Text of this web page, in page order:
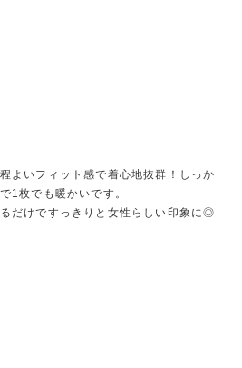
よいフィット感で着心地抜群！しっか
1枚でも暖かいです。
だけですっきりと女性らしい印象に◎